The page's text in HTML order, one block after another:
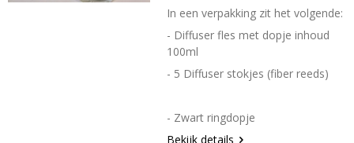
In een verpakking zit het volgende:
- Diffuser fles met dopje inhoud
100ml
- 5 Diffuser stokjes (fiber reeds)
- Zwart ringdopje
Bekijk details